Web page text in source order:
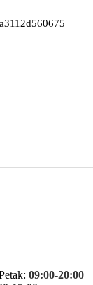
a3112d560675
09:00-20:00